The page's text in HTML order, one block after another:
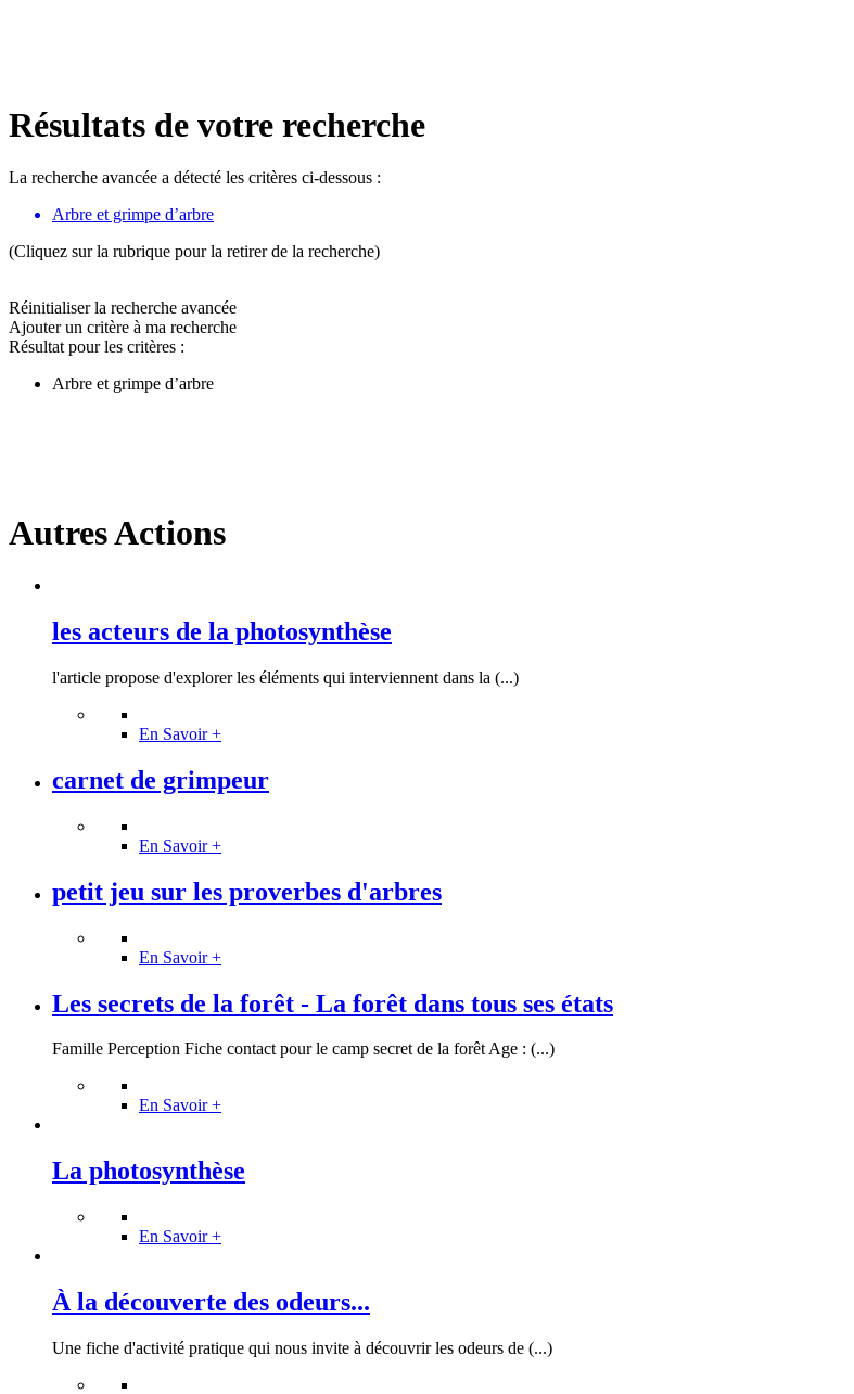
Résultats de votre recherche
La recherche avancée a détecté les critères ci-dessous :
Arbre et grimpe d’arbre
(Cliquez sur la rubrique pour la retirer de la recherche)
Réinitialiser la recherche avancée
Ajouter un critère à ma recherche
Résultat pour les critères :
Arbre et grimpe d’arbre
Autres Actions
les acteurs de la photosynthèse
l'article propose d'explorer les éléments qui interviennent dans la (...)
En Savoir +
carnet de grimpeur
En Savoir +
petit jeu sur les proverbes d'arbres
En Savoir +
Les secrets de la forêt - La forêt dans tous ses états
Famille Perception Fiche contact pour le camp secret de la forêt Age : (...)
En Savoir +
La photosynthèse
En Savoir +
À la découverte des odeurs...
Une fiche d'activité pratique qui nous invite à découvrir les odeurs de (...)